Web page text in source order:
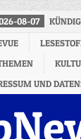
08-07
UND